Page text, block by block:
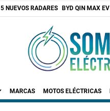
5 NUEVOS RADARES BYD QIN MAX EV
MARCAS MOTOS ELÉCTRICAS